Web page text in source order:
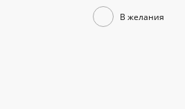
В желания